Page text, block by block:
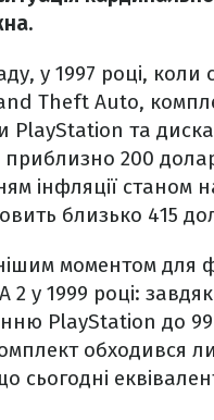
у 1997 році, коли
Theft Auto,
PlayStation та
200
інфляції станом
близько 415
моментом для
2 у 1999 році:
PlayStation до 99
обходився
сьогодні